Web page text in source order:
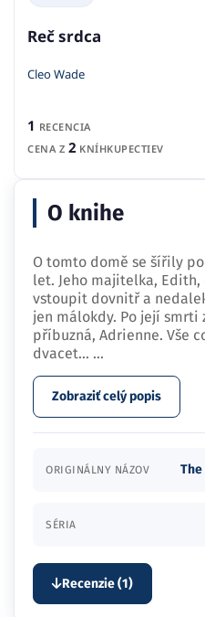
Reč srdca
Cleo Wade
1 RECENCIA
CENA Z 2 KNÍHKUPECTIEV
O knihe
O tomto domě se šířily
let. Jeho majitelka,
vstoupit dovnitř a
jen málokdy. Po její
příbuzná, Adrienne. Vše
dvacet… ...
Zobraziť celý popis
ORIGINÁLNY NÁZOV
SÉRIA
Recenzie (1)